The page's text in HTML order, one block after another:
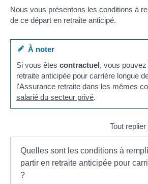
Nous vous présentons les conditions à
de ce départ en retraite anticipé.
À noter
Si vous êtescontractuel, vous
retraite anticipée pour carrière longue
l'Assurance retraite dans les mêmes
salarié du secteur privé.
Tout replier
Quelles sont les conditions à
partir en retraite anticipée pour
?